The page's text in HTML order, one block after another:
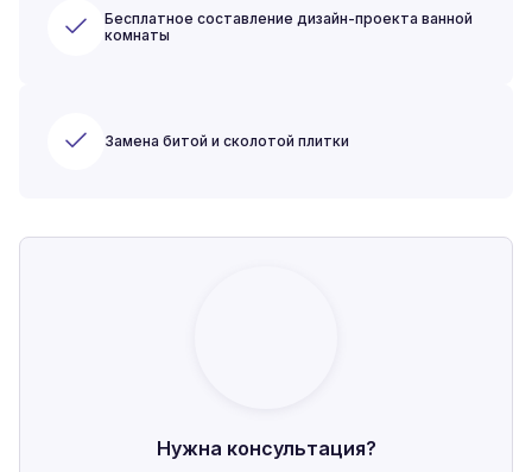
Бесплатное составление дизайн-проекта ванной
комнаты
Замена битой и сколотой плитки
Нужна консультация?